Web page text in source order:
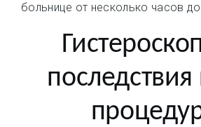
больнице от несколько часов
последствия